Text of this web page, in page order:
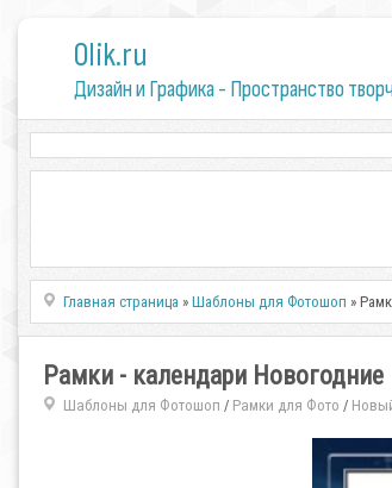
0lik.ru
Дизайн и Графика - Пространство
Главная страница »Шаблоны для Фотошоп »
Рамки - календари Новогодние
Шаблоны для Фотошоп / Рамки для Фото /